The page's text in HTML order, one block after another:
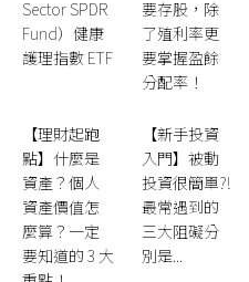
Sector SPDR
Fund）健康
護理指數 ETF
要存股，除
了殖利率更
要掌握盈餘
分配率！
【理財起跑
點】什麼是
資產？個人
資產價值怎
麼算？一定
要知道的 3 大
【新手投資
入門】被動
投資很簡單?!
最常遇到的
三大阻礙分
別是...